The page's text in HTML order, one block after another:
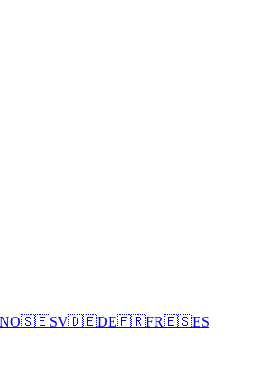
NO🇸🇪SV🇩🇪DE🇫🇷FR🇪🇸ES